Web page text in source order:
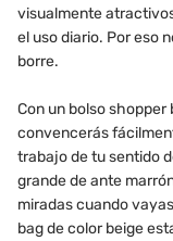
visualmente
el uso diario. Por eso
borre.
Con un bolso shopper
convencerás
trabajo de tu sentido
grande de ante
miradas cuando
bag de color beige